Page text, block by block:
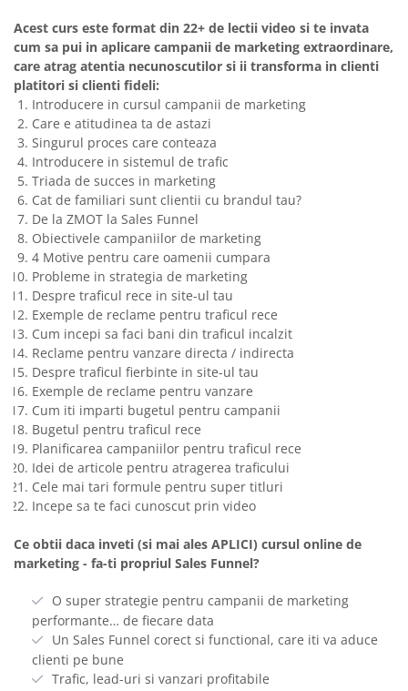
Acest curs este format din 22+ de lectii video si te invata
cum sa pui in aplicare campanii de marketing extraordinare,
care atrag atentia necunoscutilor si ii transforma in clienti
platitori si clienti fideli:
Introducere in cursul campanii de marketing
Care e atitudinea ta de astazi
Singurul proces care conteaza
Introducere in sistemul de trafic
Triada de succes in marketing
Cat de familiari sunt clientii cu brandul tau?
De la ZMOT la Sales Funnel
Obiectivele campaniilor de marketing
4 Motive pentru care oamenii cumpara
Probleme in strategia de marketing
Despre traficul rece in site-ul tau
Exemple de reclame pentru traficul rece
Cum incepi sa faci bani din traficul incalzit
Reclame pentru vanzare directa / indirecta
Despre traficul fierbinte in site-ul tau
Exemple de reclame pentru vanzare
Cum iti imparti bugetul pentru campanii
Bugetul pentru traficul rece
Planificarea campaniilor pentru traficul rece
Idei de articole pentru atragerea traficului
Cele mai tari formule pentru super titluri
Incepe sa te faci cunoscut prin video
Ce obtii daca inveti (si mai ales APLICI) cursul online de
marketing - fa-ti propriul Sales Funnel?
O super strategie pentru campanii de marketing
performante… de fiecare data
Un Sales Funnel corect si functional, care iti va aduce
clienti pe bune
Trafic, lead-uri si vanzari profitabile